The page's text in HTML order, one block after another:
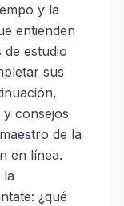
y la
entienden
estudio
sus
consejos
de la
en línea.
la
¿qué